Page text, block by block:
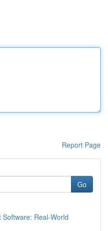
Report Page
Go
Real-World